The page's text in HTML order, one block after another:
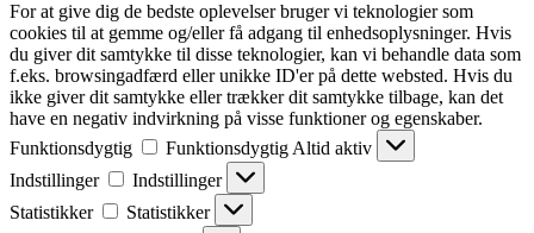
For at give dig de bedste oplevelser bruger vi teknologier som
cookies til at gemme og/eller få adgang til enhedsoplysninger. Hvis
du giver dit samtykke til disse teknologier, kan vi behandle data som
f.eks. browsingadfærd eller unikke ID'er på dette websted. Hvis du
ikke giver dit samtykke eller trækker dit samtykke tilbage, kan det
have en negativ indvirkning på visse funktioner og egenskaber.
Funktionsdygtig
Funktionsdygtig Altid aktiv
Indstillinger
Indstillinger
Statistikker
Statistikker